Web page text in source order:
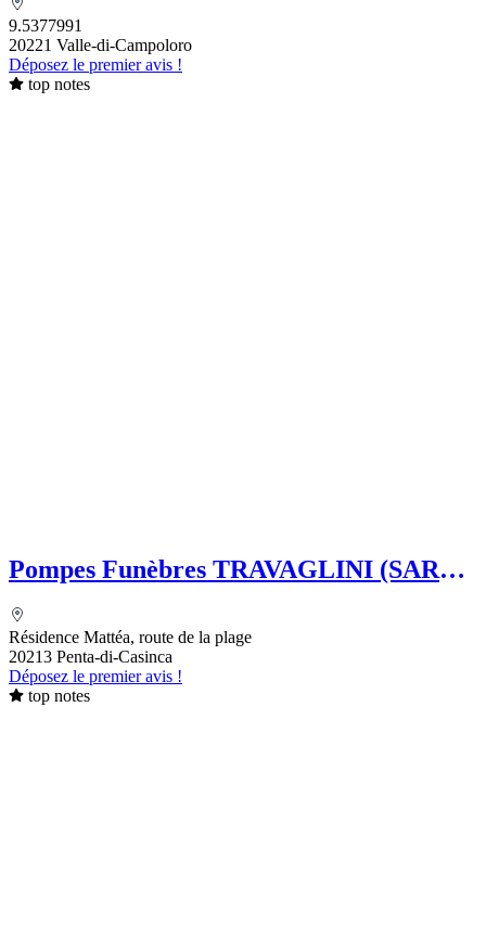
funéraire
9.5377991
20221 Valle-di-Campoloro
Déposez le premier avis !
top notes
Pompes Funèbres TRAVAGLINI (SARL)
TRAVAGLINI
Résidence Mattéa, route de la plage
20213 Penta-di-Casinca
Déposez le premier avis !
top notes